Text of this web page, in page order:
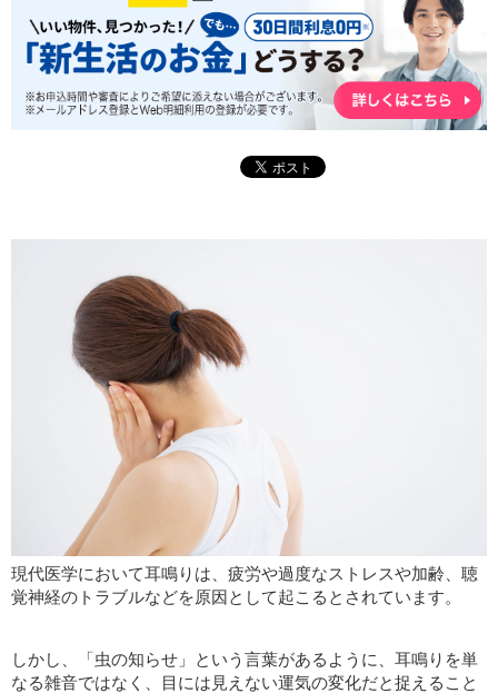
現代医学において耳鳴りは、疲労や過度なストレスや加齢、聴
覚神経のトラブルなどを原因として起こるとされています。
しかし、「虫の知らせ」という言葉があるように、耳鳴りを単
なる雑音ではなく、目には見えない運気の変化だと捉えること